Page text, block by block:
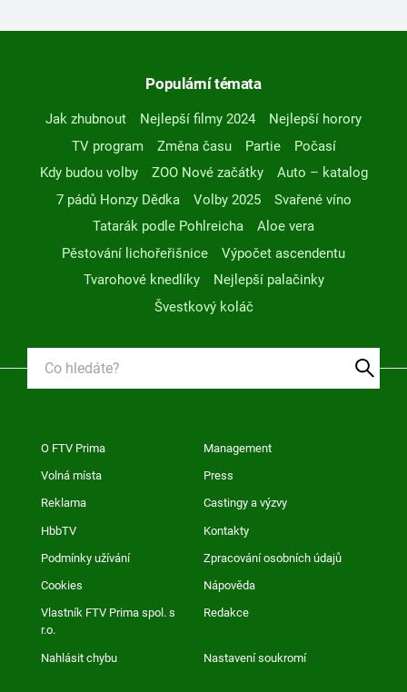
Populární témata
Jak zhubnout Nejlepší filmy 2024
Nejlepší horory
TV program
Změna času Partie
Počasí
Kdy budou volby
ZOO Nové začátky
Auto – katalog
7 pádů Honzy Dědka
Volby 2025
Svařené víno
Tatarák podle Pohlreicha
Aloe vera
Pěstování lichořeřišnice
Výpočet ascendentu
Tvarohové knedlíky
Nejlepší palačinky
Švestkový koláč
O FTV Prima Management
Volná místa Press
Reklama Castingy a výzvy
HbbTV Kontakty
Podmínky užívání Zpracování osobních údajů
Cookies Nápověda
Vlastník FTV Prima spol. s
r.o.
Redakce
Nahlásit chybu Nastavení soukromí